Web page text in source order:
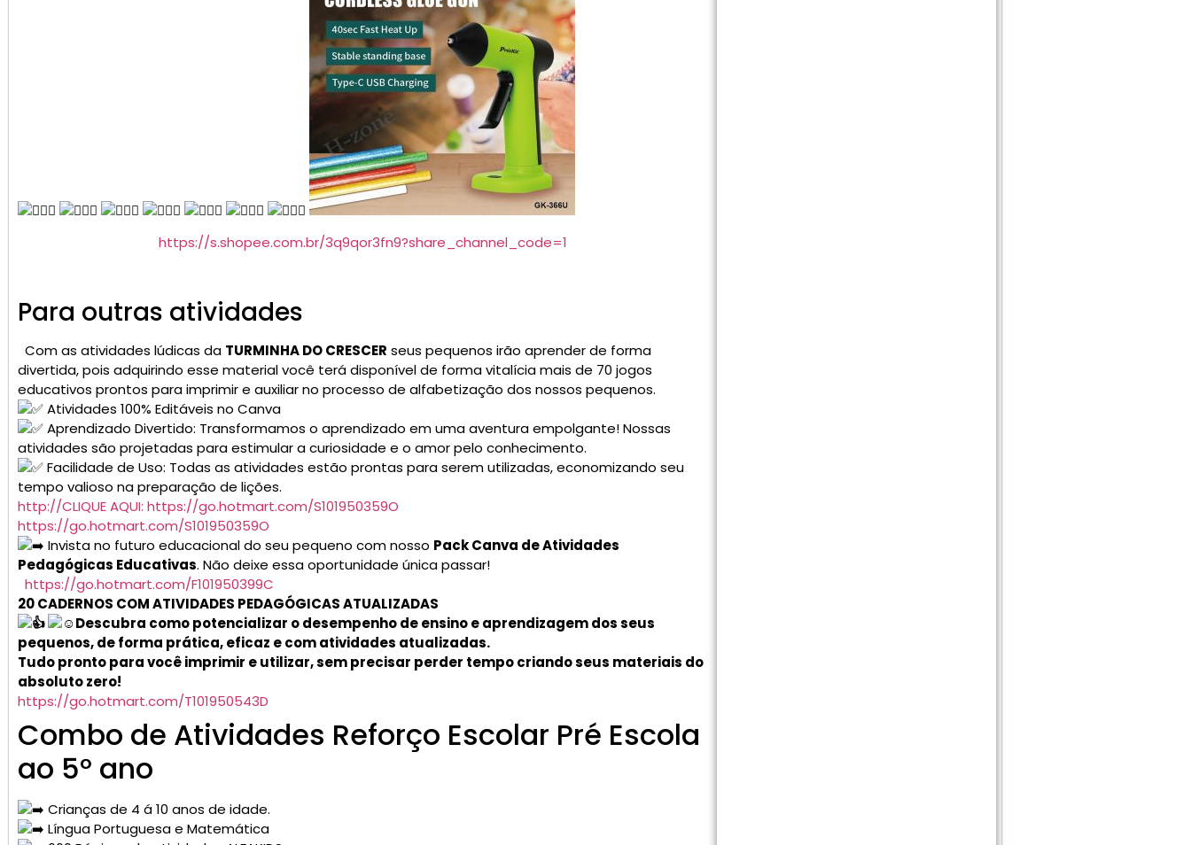
https://s.shopee.com.br/3q9qor3fn9?share_channel_code=1
Para outras atividades
Com as atividades lúdicas da TURMINHA DO CRESCER seus pequenos irão aprender de forma
divertida, pois adquirindo esse material você terá disponível de forma vitalícia mais de 70 jogos
educativos prontos para imprimir e auxiliar no processo de alfabetização dos nossos pequenos.
Atividades 100% Editáveis no Canva
Aprendizado Divertido: Transformamos o aprendizado em uma aventura empolgante! Nossas
atividades são projetadas para estimular a curiosidade e o amor pelo conhecimento.
Facilidade de Uso: Todas as atividades estão prontas para serem utilizadas, economizando seu
tempo valioso na preparação de lições.
http://CLIQUE AQUI: https://go.hotmart.com/S101950359O
https://go.hotmart.com/S101950359O
Invista no futuro educacional do seu pequeno com nosso Pack Canva de Atividades
Pedagógicas Educativas. Não deixe essa oportunidade única passar!
https://go.hotmart.com/F101950399C
20 CADERNOS COM ATIVIDADES PEDAGÓGICAS ATUALIZADAS
Descubra como potencializar o desempenho de ensino e aprendizagem dos seus
pequenos, de forma prática, eficaz e com atividades atualizadas.
Tudo pronto para você imprimir e utilizar, sem precisar perder tempo criando seus materiais do
absoluto zero!
https://go.hotmart.com/T101950543D
Combo de Atividades Reforço Escolar Pré Escola
ao 5° ano
Crianças de 4 á 10 anos de idade.
Língua Portuguesa e Matemática